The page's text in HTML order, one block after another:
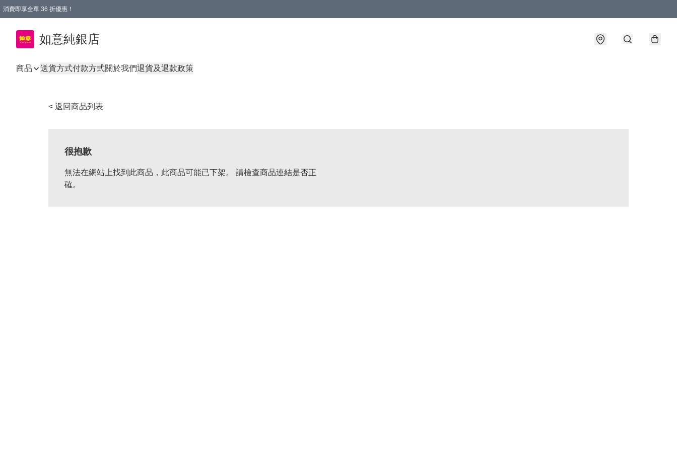
消費即享全單 36 折優惠！
如意純銀店
商品 送貨方式付款方式關於我們退貨及退款政策
< 返回商品列表
很抱歉
無法在網站上找到此商品，此商品可能已下架。 請檢查商品連結是否正
確。